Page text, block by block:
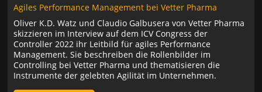
Agiles Performance Management bei Vetter Pharma
Oliver K.D. Watz und Claudio Galbusera von Vetter Pharma
skizzieren im Interview auf dem ICV Congress der
Controller 2022 ihr Leitbild für agiles Performance
Management. Sie beschreiben die Rollenbilder im
Controlling bei Vetter Pharma und thematisieren die
Instrumente der gelebten Agilität im Unternehmen.